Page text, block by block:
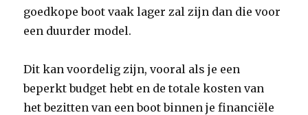
goedkope boot vaak lager zal zijn dan die voor
een duurder model.
Dit kan voordelig zijn, vooral als je een
beperkt budget hebt en de totale kosten van
het bezitten van een boot binnen je financiële